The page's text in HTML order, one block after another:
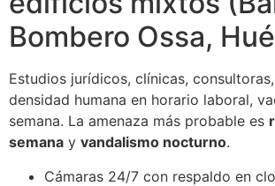
Bombero Ossa,
Estudios jurídicos, clínicas,
densidad humana en horario laboral,
semana. La amenaza más probable es
semana y vandalismo nocturno.
Cámaras 24/7 con respaldo en